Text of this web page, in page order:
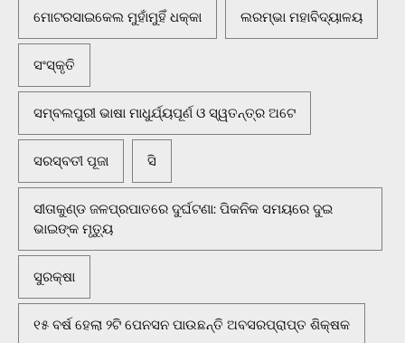
ମୋଟରସାଇକେଲ ମୁହାଁମୁହିଁ ଧକ୍କା ଲରମ୍ଭା ମହାବିଦ୍ୟାଳୟ
ସଂସ୍କୃତି
ସମ୍ବଲପୁରୀ ଭାଷା ମାଧୁର୍ଯ୍ୟପୂର୍ଣ ଓ ସ୍ୱତନ୍ତ୍ର ଅଟେ
ସରସ୍ବତୀ ପୂଜା ସି
ସୀତାକୁଣ୍ଡ ଜଳପ୍ରପାତରେ ଦୁର୍ଘଟଣା: ପିକନିକ ସମୟରେ ଦୁଇ
ଭାଇଙ୍କ ମୃତ୍ୟୁ
ସୁରକ୍ଷା
୧୫ ବର୍ଷ ହେଲା ୨ଟି ପେନସନ ପାଉଛନ୍ତି ଅବସରପ୍ରାପ୍ତ ଶିକ୍ଷକ